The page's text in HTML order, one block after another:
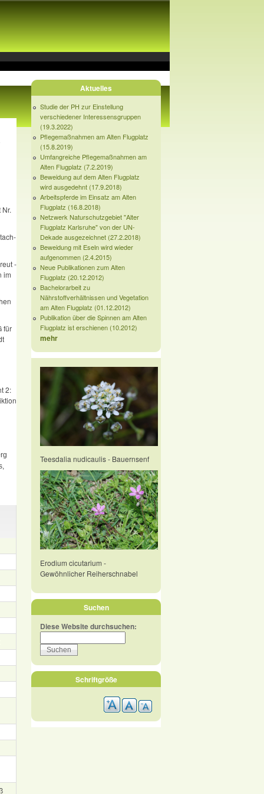
Nr.
‑
im
für
2:
Aktuelles
Studie der PH zur Einstellung
verschiedener Interessensgruppen
(19.3.2022)
Pflegemaßnahmen am Alten Flugplatz
(15.8.2019)
Umfangreiche Pflegemaßnahmen am
Alten Flugplatz (7.2.2019)
Beweidung auf dem Alten Flugplatz
wird ausgedehnt (17.9.2018)
Arbeitspferde im Einsatz am Alten
Flugplatz (16.8.2018)
Netzwerk Naturschutzgebiet "Alter
Flugplatz Karlsruhe" von der UN-
Dekade ausgezeichnet (27.2.2018)
Beweidung mit Eseln wird wieder
aufgenommen (2.4.2015)
Neue Publikationen zum Alten
Flugplatz (20.12.2012)
Bachelorarbeit zu
Nährstoffverhältnissen und Vegetation
am Alten Flugplatz (01.12.2012)
Publikation über die Spinnen am Alten
Flugplatz ist erschienen (10.2012)
mehr
Teesdalia nudicaulis - Bauernsenf
Erodium cicutarium -
Gewöhnlicher Reiherschnabel
Suchen
Diese Website durchsuchen:
Schriftgröße